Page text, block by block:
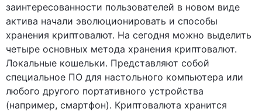
заинтересованности пользователей в новом виде
актива начали эволюционировать и способы
хранения криптовалют. На сегодня можно выделить
четыре основных метода хранения криптовалют.
Локальные кошельки. Представляют собой
специальное ПО для настольного компьютера или
любого другого портативного устройства
(например, смартфон). Криптовалюта хранится